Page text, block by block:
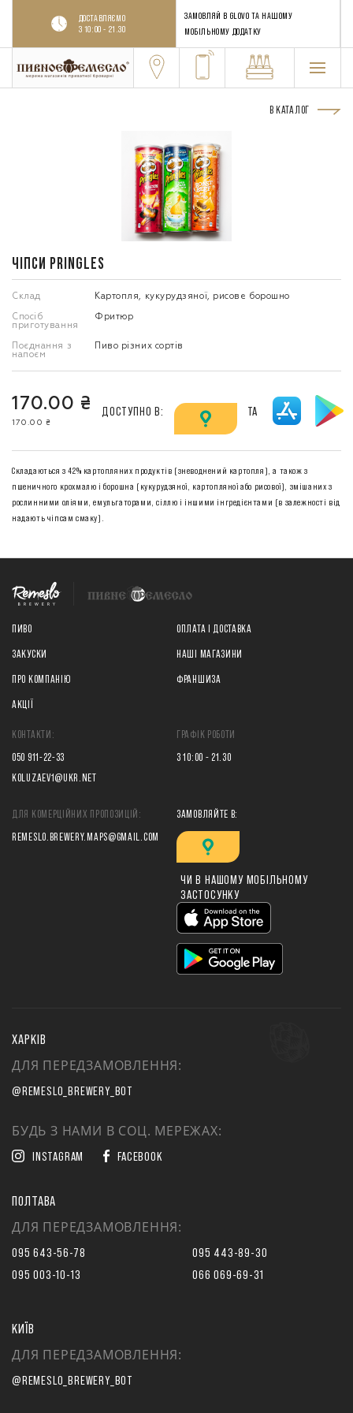
ДОСТАВЛЯЄМО
З 10:00 - 21.30
ЗАМОВЛЯЙ В GLOVO ТА НАШОМУ
МОБІЛЬНОМУ ДОДАТКУ
В КАТАЛОГ
ЧІПСИ PRINGLES
Склад Картопля, кукурудзяної, рисове борошно
Спосіб
приготування
Фритюр
Поєднання з
напоєм
Пиво різних сортів
170.00 ₴
170.00 ₴
ДОСТУПНО В: ТА
Складаються з 42% картопляних продуктів (зневоднений картопля), а також з
пшеничного крохмалю і борошна (кукурудзяної, картопляної або рисової), змішаних з
рослинними оліями, емульгаторами, сіллю і іншими інгредієнтами (в залежності від
надають чіпсам смаку).
ГРАФІК РОБОТИ
З 10:00 - 21.30
КОНТАКТИ:
050 911-22-33
KOLUZAEV1@UKR.NET
ДЛЯ КОМЕРЦІЙНИХ ПРОПОЗИЦІЙ:
REMESLO.BREWERY.MAPS@GMAIL.COM
ЗАМОВЛЯЙТЕ В:
ЧИ В НАШОМУ МОБІЛЬНОМУ
ЗАСТОСУНКУ
ПИВО
ЗАКУСКИ
ПРО КОМПАНІЮ
АКЦІЇ
ОПЛАТА І ДОСТАВКА
НАШІ МАГАЗИНИ
ФРАНШИЗА
ХАРКІВ
ДЛЯ ПЕРЕДЗАМОВЛЕННЯ:
@REMESLO_BREWERY_BOT
БУДЬ З НАМИ В СОЦ. МЕРЕЖАХ:
INSTAGRAM FACEBOOK
ПОЛТАВА
ДЛЯ ПЕРЕДЗАМОВЛЕННЯ:
095 643-56-78
095 003-10-13
095 443-89-30
066 069-69-31
КИЇВ
ДЛЯ ПЕРЕДЗАМОВЛЕННЯ:
@REMESLO_BREWERY_BOT